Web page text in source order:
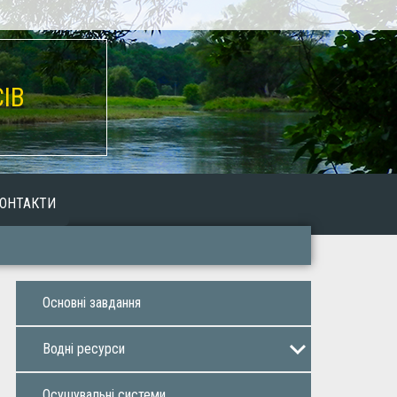
Основнi завдaння
Воднi ресурси